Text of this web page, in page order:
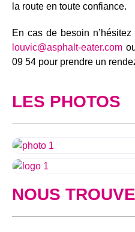
la route en toute confiance.
En cas de besoin
louvic@asphalt-eater.com
09 54 pour prendre un
LES PHOTOS
NOUS